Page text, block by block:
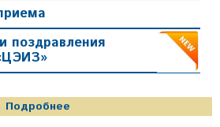
поздравления
Подробнее